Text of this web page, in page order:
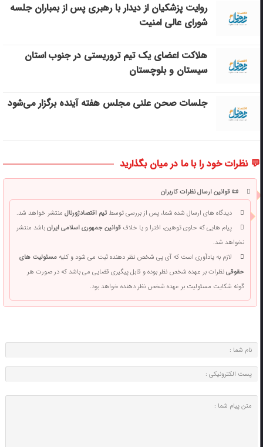
روایت پزشکیان از دیدار با رهبری پس از بمباران جلسه
شورای عالی امنیت
هلاکت اعضای یک تیم تروریستی در جنوب استان
سیستان و بلوچستان
جلسات صحن علنی مجلس هفته آینده برگزار می‌شود
💬 نظرات خود را با ما در میان بگذارید
📜 قوانین ارسال نظرات کاربران
دیدگاه های ارسال شده شما، پس از بررسی توسطتیم اقتصادژورنالمنتشر خواهد شد.
پیام هایی که حاوی توهین، افترا و یا خلافقوانین جمهوری اسلامی ایرانباشد منتشر
نخواهد شد.
لازم به یادآوری است که آی پی شخص نظر دهنده ثبت می شود و کلیهمسئولیت های
حقوقینظرات بر عهده شخص نظر بوده و قابل پیگیری قضایی می باشد که در صورت هر
گونه شکایت مسئولیت بر عهده شخص نظر دهنده خواهد بود.